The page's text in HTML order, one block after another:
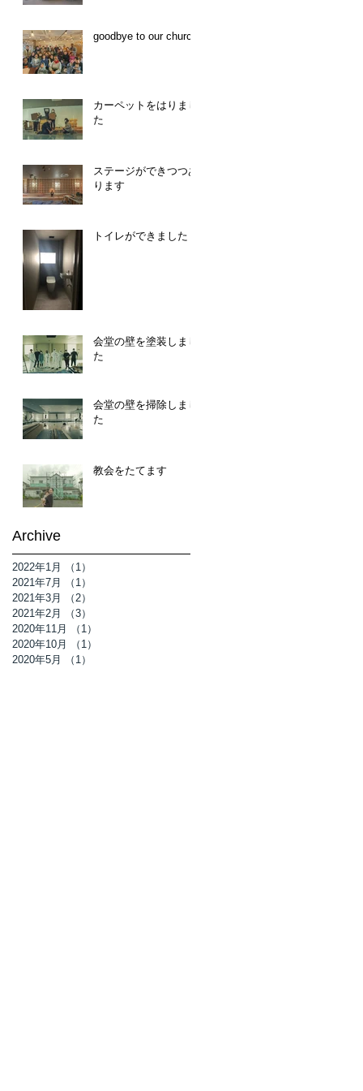
goodbye to our church
カーペットをはりまし
た
ステージができつつあ
ります
トイレができました
会堂の壁を塗装しまし
た
会堂の壁を掃除しまし
た
教会をたてます
Archive
2022年1月 （1）
2021年7月
（1）
2021年3月
（2）
2021年2月
（3）
2020年11月
（1）
2020年10月
（1）
2020年5月
（1）